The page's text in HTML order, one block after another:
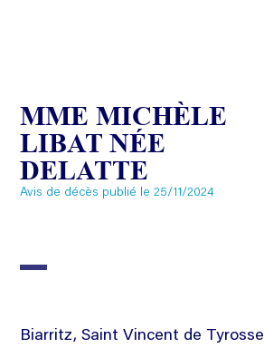
MME MICHÈLE
LIBAT NÉE
DELATTE
Avis de décès publié le 25/11/2024
Biarritz, Saint Vincent de Tyrosse